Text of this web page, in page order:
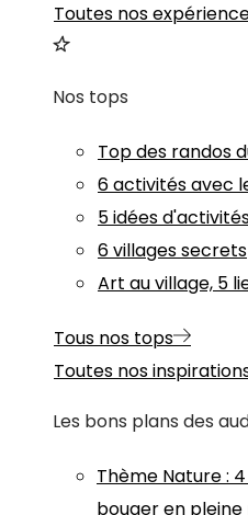
Toutes nos
Nos tops
Top des randos
6 activités avec
5 idées
6 villages secrets
Art au village, 5
Tous nos tops
Toutes nos
Les bons plans des
Thème Nature:
bouger en